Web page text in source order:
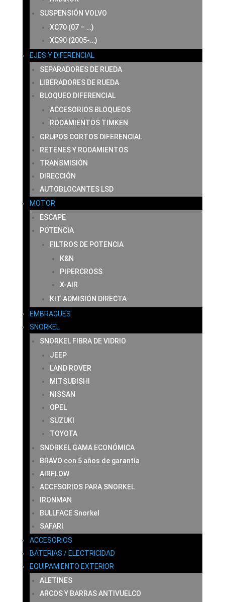
SUSPENSIÓN VOLVO
XC70 (07 – …)
XC90 (2005-…)
EJES Y DIFERENCIAL
SEPARADORES DE RUEDA
LIBERADORES DE RUEDA
BLOQUEO DIFERENCIAL
ACCESORIOS BLOQUEOS
RODAMIENTOS TIMKEN
GRUPOS CORTOS DIFERENCIAL
RETENES Y RODAMIENTOS
TRANSMISIÓN
DIRECCIÓN
AUTOBLOCANTES LSD
MOTOR
ESCAPE
POTENCIA
FILTROS DE POTENCIA
K&N
PIPERCROSS
X-AIR
KIT ADMISIÓN DIRECTA
EMBRAGUES
SNORKEL
SNORKEL FIBRA DE VIDRIO
JEEP
LAND ROVER
MITSUBISHI
NISSAN
OPEL
SUZUKI
TOYOTA
SNORKEL GAMA ECONÓMICA
BRAVO con 5 años de garantía
AIRFLOW
ACCESORIOS PARA SNORKEL
IRONMAN
BULLFACE Snorkel
SAFARI
ACCESORIOS
BATERIAS / ELECTRICIDAD
EQUIPAMIENTO EXTERIOR
ALETINES
ARCOS Y BARRAS ANTIVUELCO